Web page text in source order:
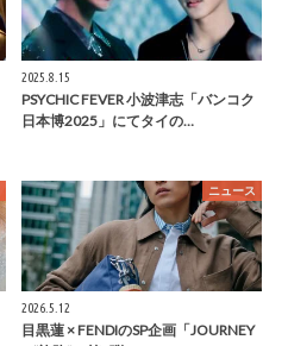
2025.8.15
PSYCHIC FEVER 小波津志「バンコク
日本博2025」にてタイの…
ニュース
2026.5.12
目黒蓮 × FENDIのSP企画「JOURNEY